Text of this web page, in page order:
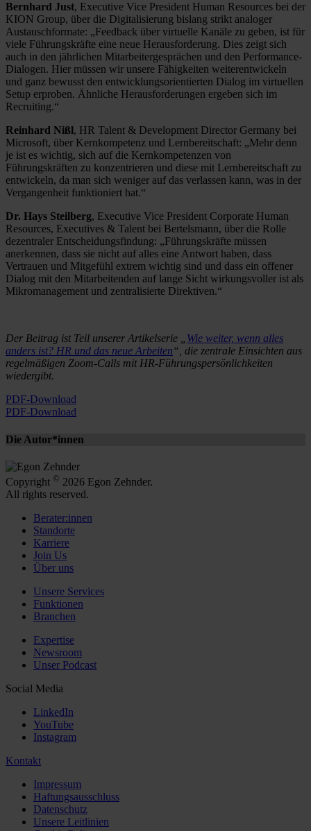
Bernhard Just, Executive Vice President Human Resources bei der
KION Group, über die Digitalisierung bislang strikt analoger
Austauschformate: „Feedback über virtuelle Kanäle zu geben, ist für
viele Führungskräfte eine neue Herausforderung. Dies zeigt sich
auch in den jährlichen Mitarbeitergesprächen und den Performance-
Dialogen. Hier müssen wir unsere Fähigkeiten weiterentwickeln
und ganz bewusst den entwicklungsorientierten Dialog im virtuellen
Setup erproben. Ähnliche Herausforderungen ergeben sich im
Recruiting.“
Reinhard Nißl, HR Talent & Development Director Germany bei
Microsoft, über Kernkompetenz und Lernbereitschaft: „Mehr denn
je ist es wichtig, sich auf die Kernkompetenzen von
Führungskräften zu konzentrieren und diese mit Lernbereitschaft zu
entwickeln, da man sich weniger auf das verlassen kann, was in der
Vergangenheit funktioniert hat.“
Dr. Hays Steilberg, Executive Vice President Corporate Human
Resources, Executives & Talent bei Bertelsmann, über die Rolle
dezentraler Entscheidungsfindung: „Führungskräfte müssen
anerkennen, dass sie nicht auf alles eine Antwort haben, dass
Vertrauen und Mitgefühl extrem wichtig sind und dass ein offener
Dialog mit den Mitarbeitenden auf lange Sicht wirkungsvoller ist als
Mikromanagement und zentralisierte Direktiven.“
Der Beitrag ist Teil unserer Artikelserie „ Wie weiter, wenn alles
anders ist? HR und das neue Arbeiten“, die zentrale Einsichten aus
regelmäßigen Zoom-Calls mit HR-Führungspersönlichkeiten
wiedergibt.
PDF-Download
PDF-Download
Die Autor*innen
Copyright © 2026 Egon Zehnder.
All rights reserved.
Berater:innen
Standorte
Karriere
Join Us
Über uns
Unsere Services
Funktionen
Branchen
Expertise
Newsroom
Unser Podcast
Social Media
LinkedIn
YouTube
Instagram
Kontakt
Impressum
Haftungsausschluss
Datenschutz
Unsere Leitlinien